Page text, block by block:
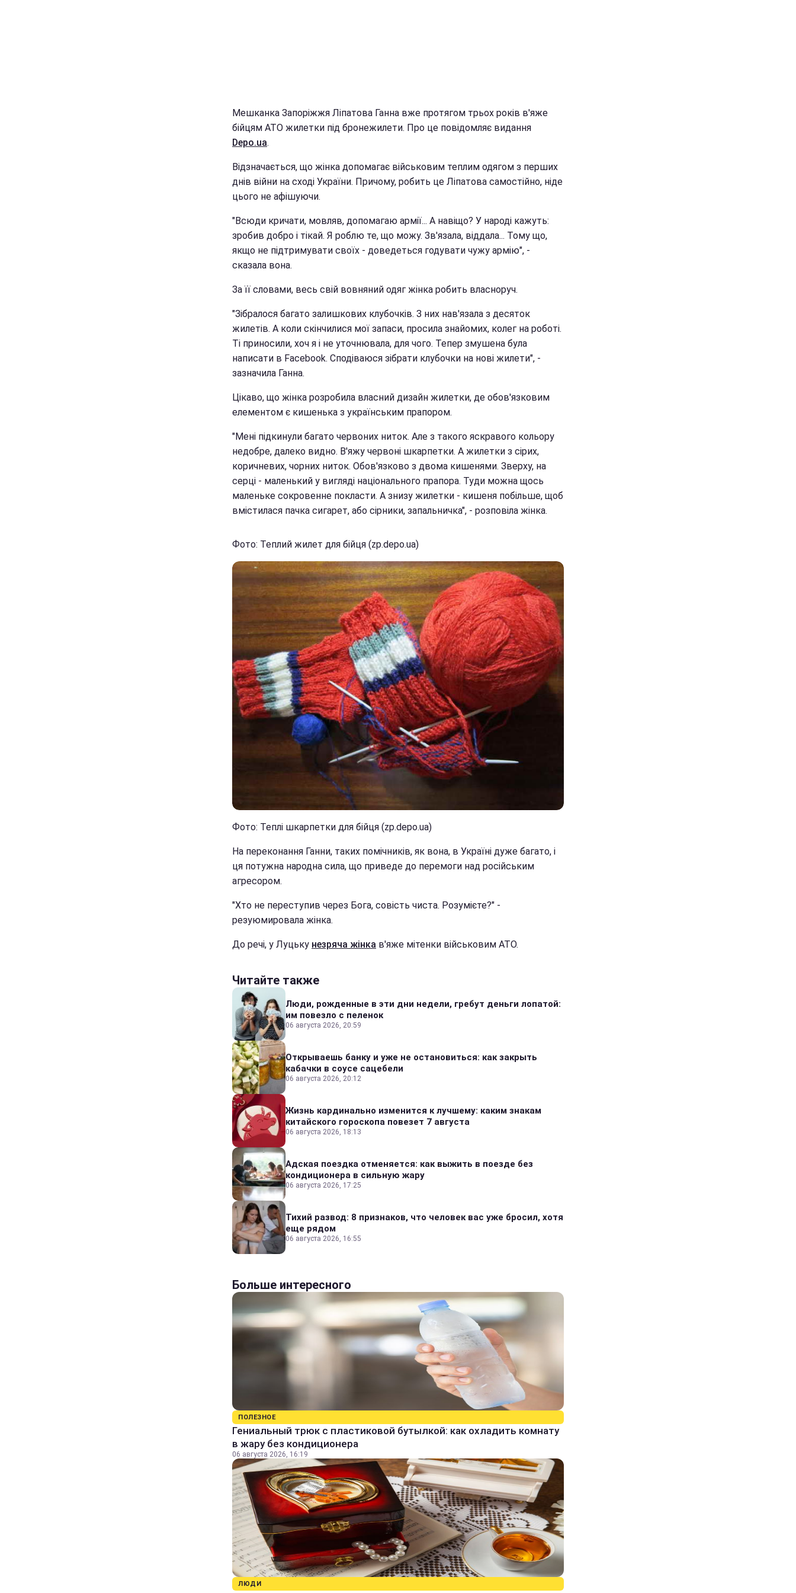
Мешканка Запоріжжя Ліпатова Ганна вже протягом трьох років в'яже
бійцям АТО жилетки під бронежилети. Про це повідомляє видання
Depo.ua.
Відзначається, що жінка допомагає військовим теплим одягом з перших
днів війни на сході України. Причому, робить це Ліпатова самостійно, ніде
цього не афішуючи.
"Всюди кричати, мовляв, допомагаю армії... А навіщо? У народі кажуть:
зробив добро і тікай. Я роблю те, що можу. Зв'язала, віддала... Тому що,
якщо не підтримувати своїх - доведеться годувати чужу армію", -
сказала вона.
За її словами, весь свій вовняний одяг жінка робить власноруч.
"Зібралося багато залишкових клубочків. З них нав'язала з десяток
жилетів. А коли скінчилися мої запаси, просила знайомих, колег на роботі.
Ті приносили, хоч я і не уточнювала, для чого. Тепер змушена була
написати в Facebook. Сподіваюся зібрати клубочки на нові жилети", -
зазначила Ганна.
Цікаво, що жінка розробила власний дизайн жилетки, де обов'язковим
елементом є кишенька з українським прапором.
"Мені підкинули багато червоних ниток. Але з такого яскравого кольору
недобре, далеко видно. В'яжу червоні шкарпетки. А жилетки з сірих,
коричневих, чорних ниток. Обов'язково з двома кишенями. Зверху, на
серці - маленький у вигляді національного прапора. Туди можна щось
маленьке сокровенне покласти. А знизу жилетки - кишеня побільше, щоб
вмістилася пачка сигарет, або сірники, запальничка", - розповіла жінка.
Фото: Теплий жилет для бійця (zp.depo.ua)
Фото: Теплі шкарпетки для бійця (zp.depo.ua)
На переконання Ганни, таких помічників, як вона, в Україні дуже багато, і
ця потужна народна сила, що приведе до перемоги над російським
агресором.
"Хто не переступив через Бога, совість чиста. Розумієте?" -
резуюмировала жінка.
До речі, у Луцьку незряча жінка в'яже мітенки військовим АТО.
Читайте также
Люди, рожденные в эти дни недели, гребут деньги лопатой:
им повезло с пеленок
06 августа 2026, 20:59
Открываешь банку и уже не остановиться: как закрыть
кабачки в соусе сацебели
06 августа 2026, 20:12
Жизнь кардинально изменится к лучшему: каким знакам
китайского гороскопа повезет 7 августа
06 августа 2026, 18:13
Адская поездка отменяется: как выжить в поезде без
кондиционера в сильную жару
06 августа 2026, 17:25
Тихий развод: 8 признаков, что человек вас уже бросил, хотя
еще рядом
06 августа 2026, 16:55
Больше интересного
ПОЛЕЗНОЕ
Гениальный трюк с пластиковой бутылкой: как охладить комнату
в жару без кондиционера
06 августа 2026, 16:19
ЛЮДИ